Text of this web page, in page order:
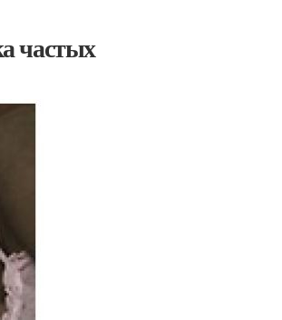
частых